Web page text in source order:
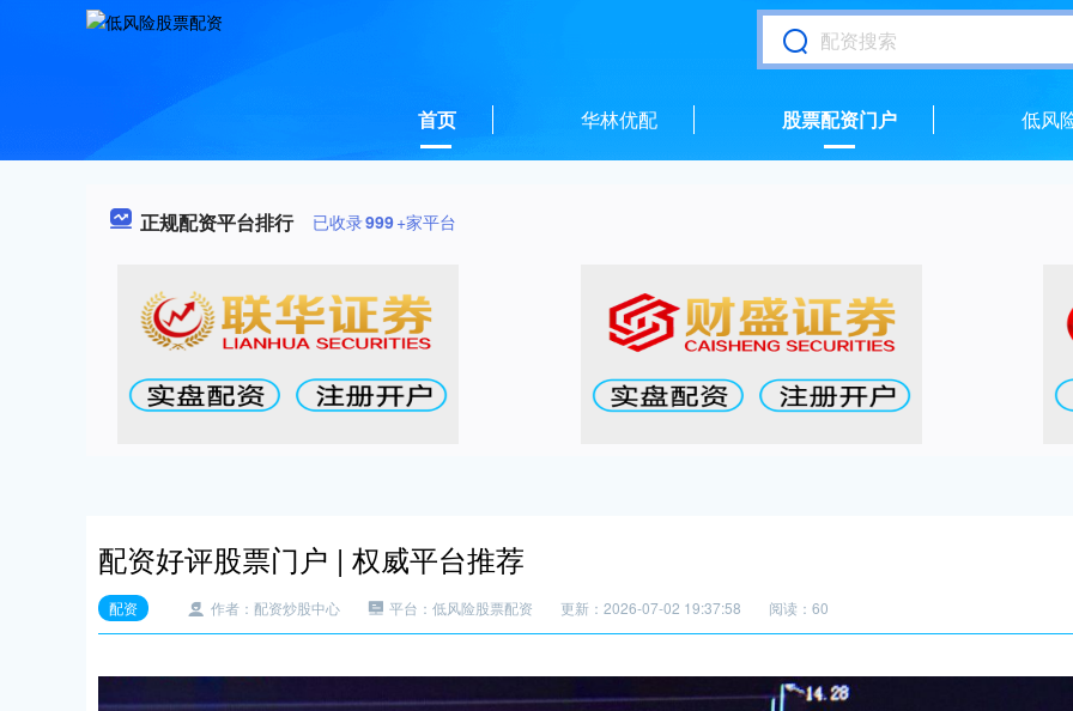
首页 华林优配 股票配资门户 低风
正规配资平台排行 已收录999+家平台
配资好评股票门户 | 权威平台推荐
配资 作者：配资炒股中心 平台：低风险股票配资 更新：2026-07-02 19:37:58 阅读：60